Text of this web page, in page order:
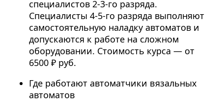
специалистов 2-3-го разряда.
Специалисты 4-5-го разряда выполняют
самостоятельную наладку автоматов и
допускаются к работе на сложном
оборудовании. Стоимость курса — от
6500 ₽ руб.
Где работают автоматчики вязальных
автоматов